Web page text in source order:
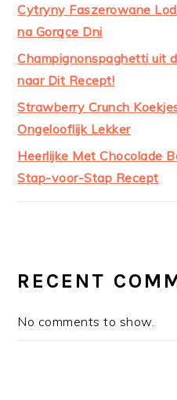
Cytryny Faszerowane
na Gorące Dni
Champignonspaghetti uit
naar Dit Recept!
Strawberry Crunch
Ongelooflijk Lekker
Heerlijke Met Chocolade
Stap-voor-Stap Recept
RECENT
No comments to show.